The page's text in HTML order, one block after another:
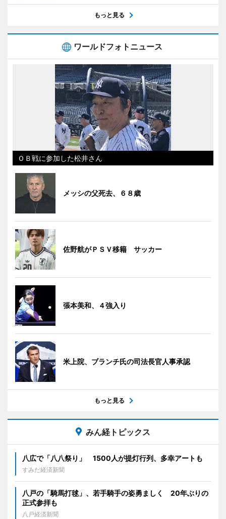
もっと見る
ワールドフォトニュース
ＯＢ戦に参加した松井さん
メッシの父死去、６８歳
佐野航がＰＳＶ移籍 サッカー
張本美和、４強入り
米上院、ブランチ氏の司法長官人事承認
もっと見る
みん経トピックス
八広で「八八祭り」 1500人が提灯行列、多幸アートも
すみだ経済新聞
八戸の「騎馬打毬」、若手騎手の姿勇ましく 20年ぶりの
正式参拝も
八戸経済新聞